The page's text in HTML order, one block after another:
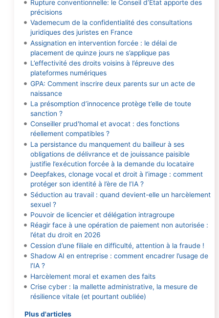
Rupture conventionnelle: le Conseil d’État apporte des
précisions
Vademecum de la confidentialité des consultations
juridiques des juristes en France
Assignation en intervention forcée : le délai de
placement de quinze jours ne s’applique pas
L’effectivité des droits voisins à l’épreuve des
plateformes numériques
GPA: Comment inscrire deux parents sur un acte de
naissance
La présomption d’innocence protège t’elle de toute
sanction ?
Conseiller prud'homal et avocat : des fonctions
réellement compatibles ?
La persistance du manquement du bailleur à ses
obligations de délivrance et de jouissance paisible
justifie l’exécution forcée à la demande du locataire
Deepfakes, clonage vocal et droit à l’image : comment
protéger son identité à l’ère de l’IA ?
Séduction au travail : quand devient-elle un harcèlement
sexuel ?
Pouvoir de licencier et délégation intragroupe
Réagir face à une opération de paiement non autorisée :
l’état du droit en 2026
Cession d’une filiale en difficulté, attention à la fraude !
Shadow AI en entreprise : comment encadrer l’usage de
l’IA ?
Harcèlement moral et examen des faits
Crise cyber : la mallette administrative, la mesure de
résilience vitale (et pourtant oubliée)
Plus d'articles